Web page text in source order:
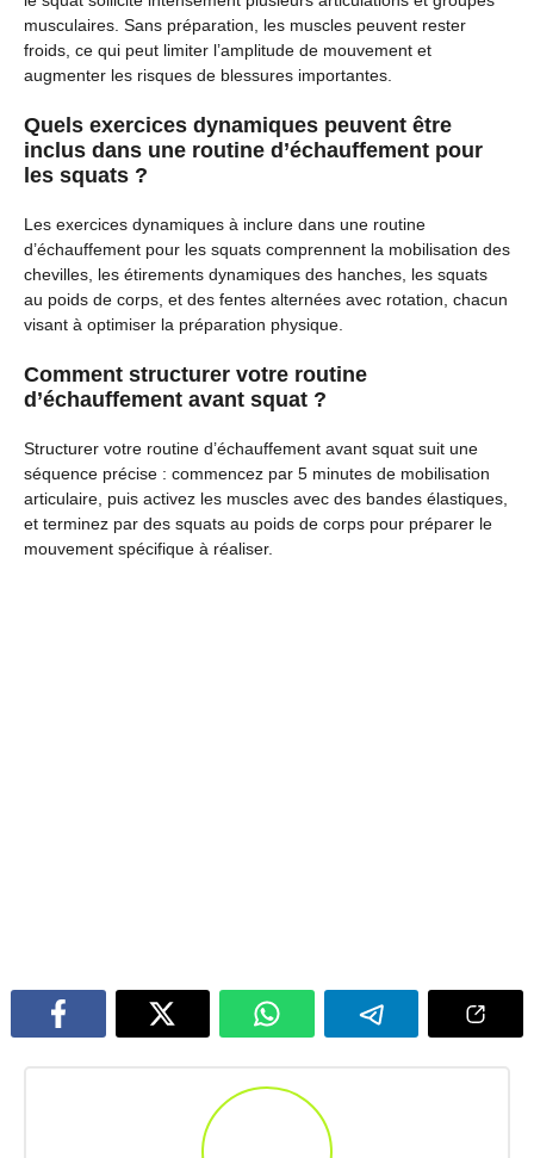
musculaires. Sans préparation, les muscles peuvent rester
froids, ce qui peut limiter l’amplitude de mouvement et
augmenter les risques de blessures importantes.
Quels exercices dynamiques peuvent être
inclus dans une routine d’échauffement pour
les squats ?
Les exercices dynamiques à inclure dans une routine
d’échauffement pour les squats comprennent la mobilisation des
chevilles, les étirements dynamiques des hanches, les squats
au poids de corps, et des fentes alternées avec rotation, chacun
visant à optimiser la préparation physique.
Comment structurer votre routine
d’échauffement avant squat ?
Structurer votre routine d’échauffement avant squat suit une
séquence précise : commencez par 5 minutes de mobilisation
articulaire, puis activez les muscles avec des bandes élastiques,
et terminez par des squats au poids de corps pour préparer le
mouvement spécifique à réaliser.